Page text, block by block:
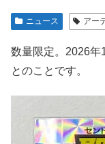
ニュース アー
数量限定。2026年
とのことです。